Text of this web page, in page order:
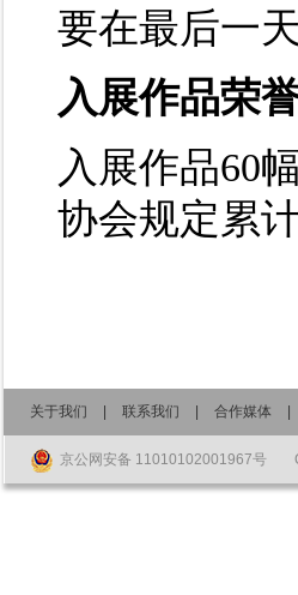
要在最后一天
入展作品荣
入展作品60
协会规定累
关于我们 联系我们 合作媒体
京公网安备 11010102001967号